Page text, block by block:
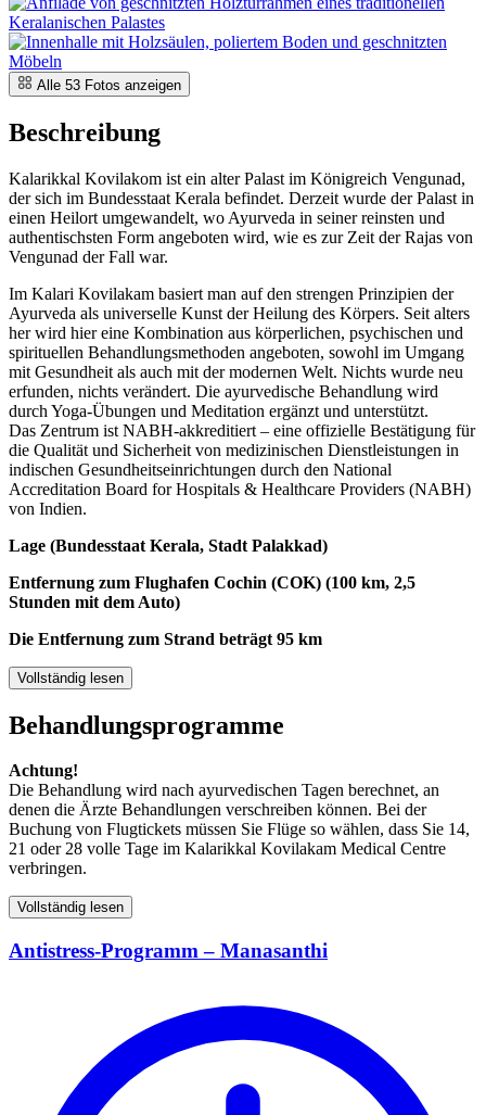
Alle 53 Fotos anzeigen
Beschreibung
Kalarikkal Kovilakom ist ein alter Palast im Königreich Vengunad,
der sich im Bundesstaat Kerala befindet. Derzeit wurde der Palast in
einen Heilort umgewandelt, wo Ayurveda in seiner reinsten und
authentischsten Form angeboten wird, wie es zur Zeit der Rajas von
Vengunad der Fall war.
Im Kalari Kovilakam basiert man auf den strengen Prinzipien der
Ayurveda als universelle Kunst der Heilung des Körpers. Seit alters
her wird hier eine Kombination aus körperlichen, psychischen und
spirituellen Behandlungsmethoden angeboten, sowohl im Umgang
mit Gesundheit als auch mit der modernen Welt. Nichts wurde neu
erfunden, nichts verändert. Die ayurvedische Behandlung wird
durch Yoga-Übungen und Meditation ergänzt und unterstützt.
Das Zentrum ist NABH-akkreditiert – eine offizielle Bestätigung für
die Qualität und Sicherheit von medizinischen Dienstleistungen in
indischen Gesundheitseinrichtungen durch den National
Accreditation Board for Hospitals & Healthcare Providers (NABH)
von Indien.
Lage (Bundesstaat Kerala, Stadt Palakkad)
Entfernung zum Flughafen Cochin (COK) (100 km, 2,5
Stunden mit dem Auto)
Die Entfernung zum Strand beträgt 95 km
Vollständig lesen
Behandlungsprogramme
Achtung!
Die Behandlung wird nach ayurvedischen Tagen berechnet, an
denen die Ärzte Behandlungen verschreiben können. Bei der
Buchung von Flugtickets müssen Sie Flüge so wählen, dass Sie 14,
21 oder 28 volle Tage im Kalarikkal Kovilakam Medical Centre
verbringen.
Vollständig lesen
Antistress-Programm – Manasanthi